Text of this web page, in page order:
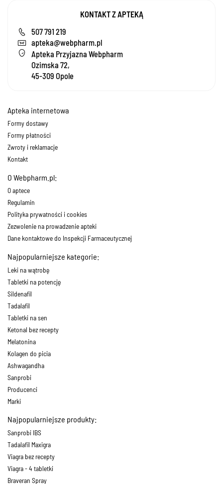
KONTAKT Z APTEKĄ
507 791 219
apteka@webpharm.pl
Apteka Przyjazna Webpharm
Ozimska 72,
45-309 Opole
Apteka internetowa
Formy dostawy
Formy płatności
Zwroty i reklamacje
Kontakt
O Webpharm.pl:
O aptece
Regulamin
Polityka prywatności i cookies
Zezwolenie na prowadzenie apteki
Dane kontaktowe do Inspekcji Farmaceutycznej
Najpopularniejsze kategorie:
Leki na wątrobę
Tabletki na potencję
Sildenafil
Tadalafil
Tabletki na sen
Ketonal bez recepty
Melatonina
Kolagen do picia
Ashwagandha
Sanprobi
Producenci
Marki
Najpopularniejsze produkty:
Sanprobi IBS
Tadalafil Maxigra
Viagra bez recepty
Viagra - 4 tabletki
Braveran Spray